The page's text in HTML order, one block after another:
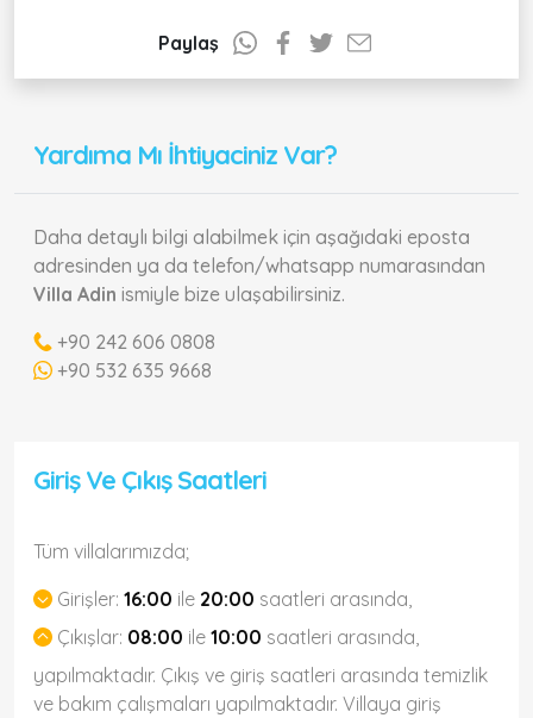
Paylaş
Yardıma Mı İhtiyaciniz Var?
Daha detaylı bilgi alabilmek için aşağıdaki eposta
adresinden ya da telefon/whatsapp numarasından
Villa Adin ismiyle bize ulaşabilirsiniz.
+90 242 606 0808
+90 532 635 9668
Giriş Ve Çıkış Saatleri
Tüm villalarımızda;
Girişler: 16:00 ile 20:00 saatleri arasında,
Çıkışlar: 08:00 ile 10:00 saatleri arasında,
yapılmaktadır. Çıkış ve giriş saatleri arasında temizlik
ve bakım çalışmaları yapılmaktadır. Villaya giriş